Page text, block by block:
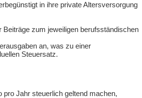
in ihre private Altersversorgung
zum jeweiligen berufsständischen
an, was zu einer
Steuersatz.
Jahr steuerlich geltend machen,